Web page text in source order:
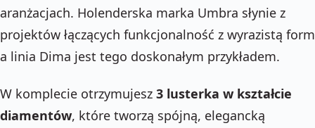
aranżacjach. Holenderska marka Umbra słynie z
projektów łączących funkcjonalność z wyrazistą
a linia Dima jest tego doskonałym przykładem.
W komplecie otrzymujesz 3 lusterka w kształcie
diamentów, które tworzą spójną, elegancką